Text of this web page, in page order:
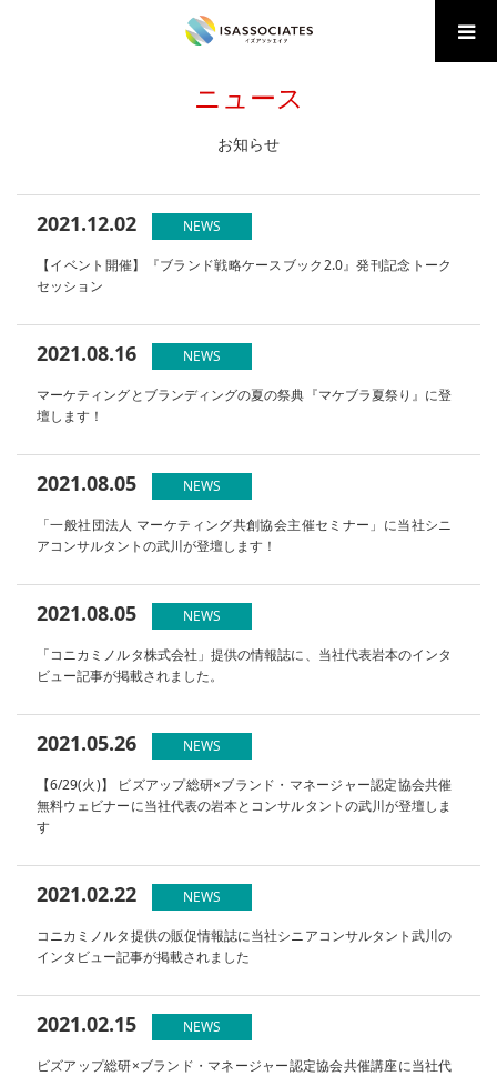
ニュース
お知らせ
2021.12.02 NEWS
【イベント開催】『ブランド戦略ケースブック2.0』発刊記念トーク
セッション
2021.08.16 NEWS
マーケティングとブランディングの夏の祭典『マケブラ夏祭り』に登
壇します！
2021.08.05 NEWS
「一般社団法人 マーケティング共創協会主催セミナー」に当社シニ
アコンサルタントの武川が登壇します！
2021.08.05 NEWS
「コニカミノルタ株式会社」提供の情報誌に、当社代表岩本のインタ
ビュー記事が掲載されました。
2021.05.26 NEWS
【6/29(火)】 ビズアップ総研×ブランド・マネージャー認定協会共催
無料ウェビナーに当社代表の岩本とコンサルタントの武川が登壇しま
す
2021.02.22 NEWS
コニカミノルタ提供の販促情報誌に当社シニアコンサルタント武川の
インタビュー記事が掲載されました
2021.02.15 NEWS
ビズアップ総研×ブランド・マネージャー認定協会共催講座に当社代